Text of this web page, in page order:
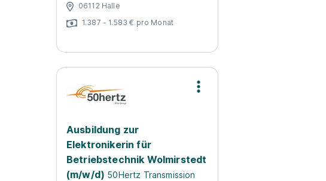
06112 Halle
1.387 - 1.583 € pro Monat
Ausbildung zur
Elektronikerin für
Betriebstechnik Wolmirstedt
(m/w/d) 50Hertz Transmission